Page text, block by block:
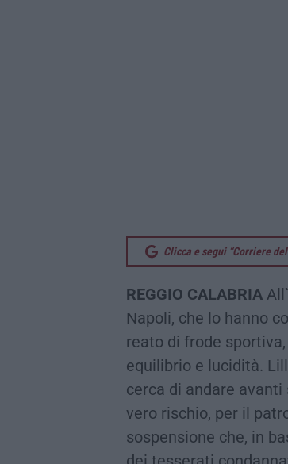
Clicca e segui “Corriere
REGGIO CALABRIA
Napoli, che lo hanno
reato di frode
equilibrio e lucidità.
cerca di andare
vero rischio, per il
sospensione che, in